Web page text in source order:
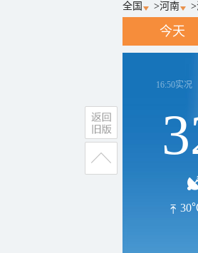
全国 >河南 >
今天
16:50实况